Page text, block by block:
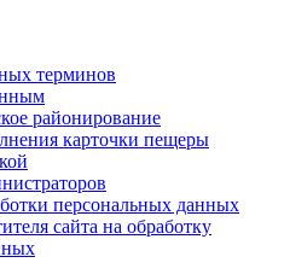
терминов
районирование
карточки пещеры
персональных данных
сайта на обработку